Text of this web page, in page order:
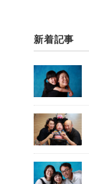
新着記事